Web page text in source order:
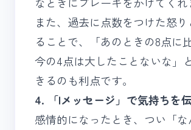
また、過去に点数をつけた怒
ることで、「あのときの8点に
今の4点は大したことないな」
きるのも利点です。
4. 「Iメッセージ」で気持ちを
感情的になったとき、つい「な